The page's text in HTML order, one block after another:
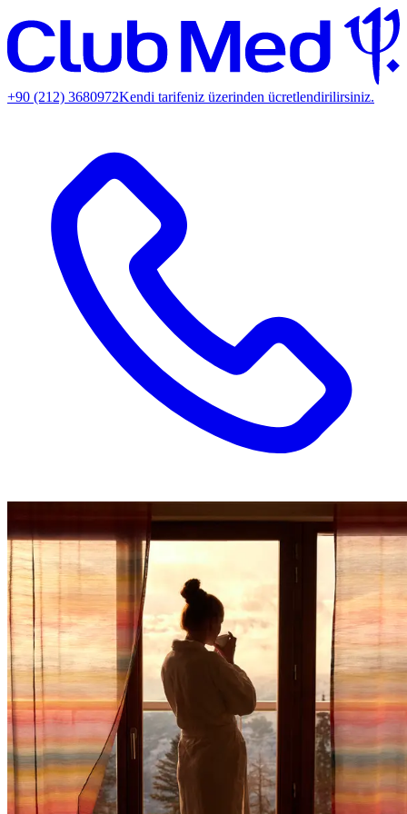
+90 (212) 3680972Kendi tarifeniz üzerinden ücretlendirilirsiniz.